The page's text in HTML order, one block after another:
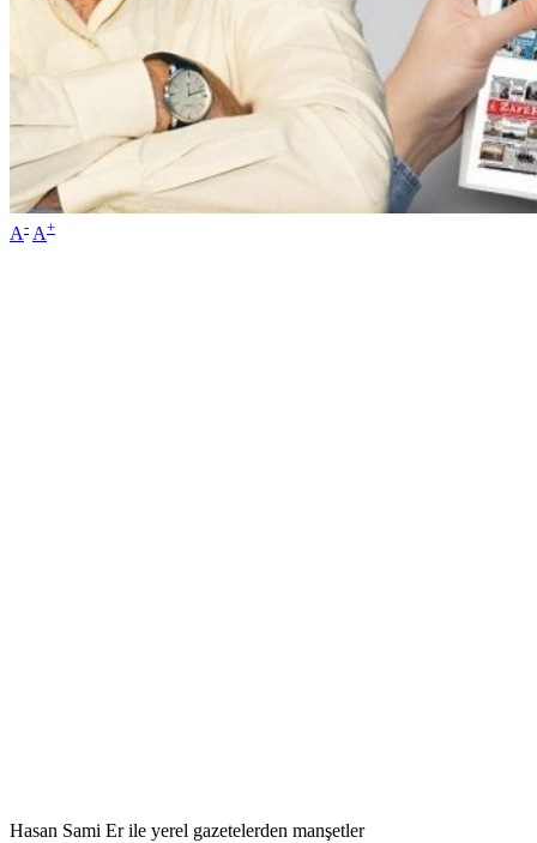
A- A+
Hasan Sami Er ile yerel gazetelerden manşetler